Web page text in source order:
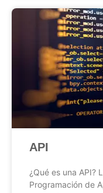
API
¿Qué es una API?
Programación de